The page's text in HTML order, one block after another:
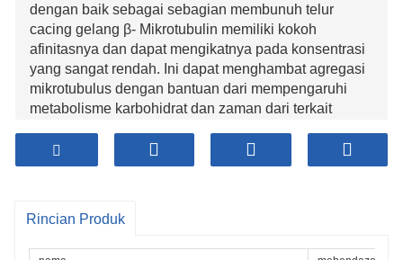
dengan baik sebagai sebagian membunuh telur
cacing gelang β- Mikrotubulin memiliki kokoh
afinitasnya dan dapat mengikatnya pada konsentrasi
yang sangat rendah. Ini dapat menghambat agregasi
mikrotubulus dengan bantuan dari mempengaruhi
metabolisme karbohidrat dan zaman dari terkait
cacing tersebut dermis atau sel usus. Ini dapat secara
selektif dan ireversibel menghambat penyerapan
tersebut. Cocok untuk mengobati infeksi membawa
dengan cara tunggal atau sepasang cacing seperti
Rincian Produk